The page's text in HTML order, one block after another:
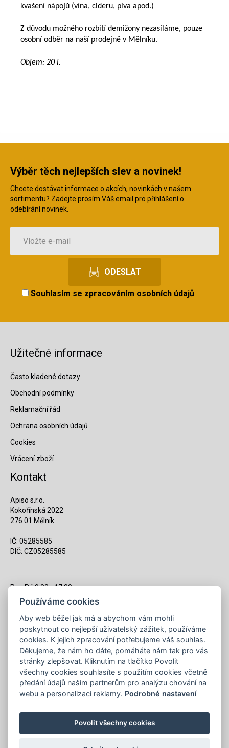
kvašení nápojů (vína, cideru, piva apod.)
Z důvodu možného rozbití demižony nezasíláme, pouze
osobní odběr na naší prodejně v Mělníku.
Objem: 20 l.
Výběr těch nejlepších slev a novinek!
Chcete dostávat informace o akcích, novinkách v našem
sortimentu? Zadejte prosím Váš email pro přihlášení o
odebírání novinek.
Souhlasím se zpracováním osobních údajů
Užitečné informace
Často kladené dotazy
Obchodní podmínky
Reklamační řád
Ochrana osobních údajů
Cookies
Vrácení zboží
Kontakt
Apiso s.r.o.
Kokořínská 2022
276 01 Mělník
IČ: 05285585
DIČ: CZ05285585
Po - Pá 9:00 - 17:00
(12:00 - 12:30 pauza)
Napište nám kdykoliv!
info@apiso.cz
Používáme cookies
Aby web běžel jak má a abychom vám mohli
poskytnout co nejlepší uživatelský zážitek, používáme
cookies. K jejich zpracování potřebujeme váš souhlas.
Děkujeme, že nám ho dáte, pomáháte nám tak pro vás
stránky zlepšovat. Kliknutím na tlačítko Povolit
všechny cookies souhlasíte s použitím cookies včetně
předání údajů našim partnerům pro analýzu chování na
webu a personalizaci reklamy. Podrobné nastavení
Povolit všechny cookies